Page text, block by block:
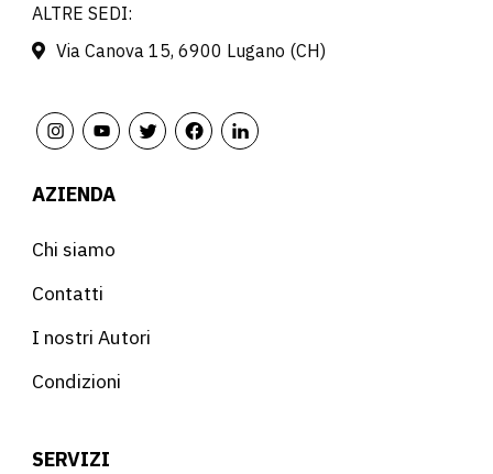
ALTRE SEDI:
Via Canova 15, 6900 Lugano (CH)
AZIENDA
Chi siamo
Contatti
I nostri Autori
Condizioni
SERVIZI